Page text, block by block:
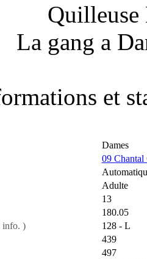
Quilleuse
La gang a
et
Dames
09 Chantal
Adulte
13
180.05
info. )
128 - L
439
497